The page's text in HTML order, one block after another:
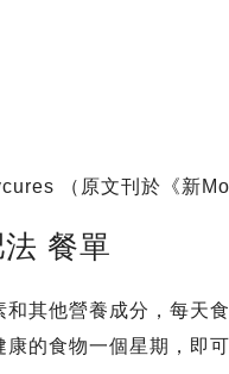
（原文刊於《新
餐單
其他營養成分，每天
的食物一個星期，即